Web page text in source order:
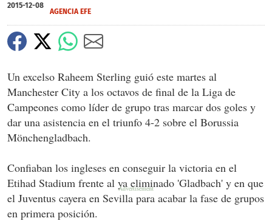
2015-12-08
AGENCIA EFE
Un excelso Raheem Sterling guió este martes al
Manchester City a los octavos de final de la Liga de
Campeones como líder de grupo tras marcar dos goles y
dar una asistencia en el triunfo 4-2 sobre el Borussia
Mönchengladbach.
Confiaban los ingleses en conseguir la victoria en el
Etihad Stadium frente al ya eliminado 'Gladbach' y en que
el Juventus cayera en Sevilla para acabar la fase de grupos
en primera posición.